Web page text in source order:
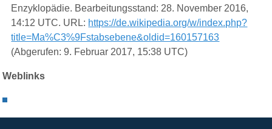
Enzyklopädie. Bearbeitungsstand: 28. November 2016,
14:12 UTC. URL: https://de.wikipedia.org/w/index.php?
title=Ma%C3%9Fstabsebene&oldid=160157163
(Abgerufen: 9. Februar 2017, 15:38 UTC)
Weblinks